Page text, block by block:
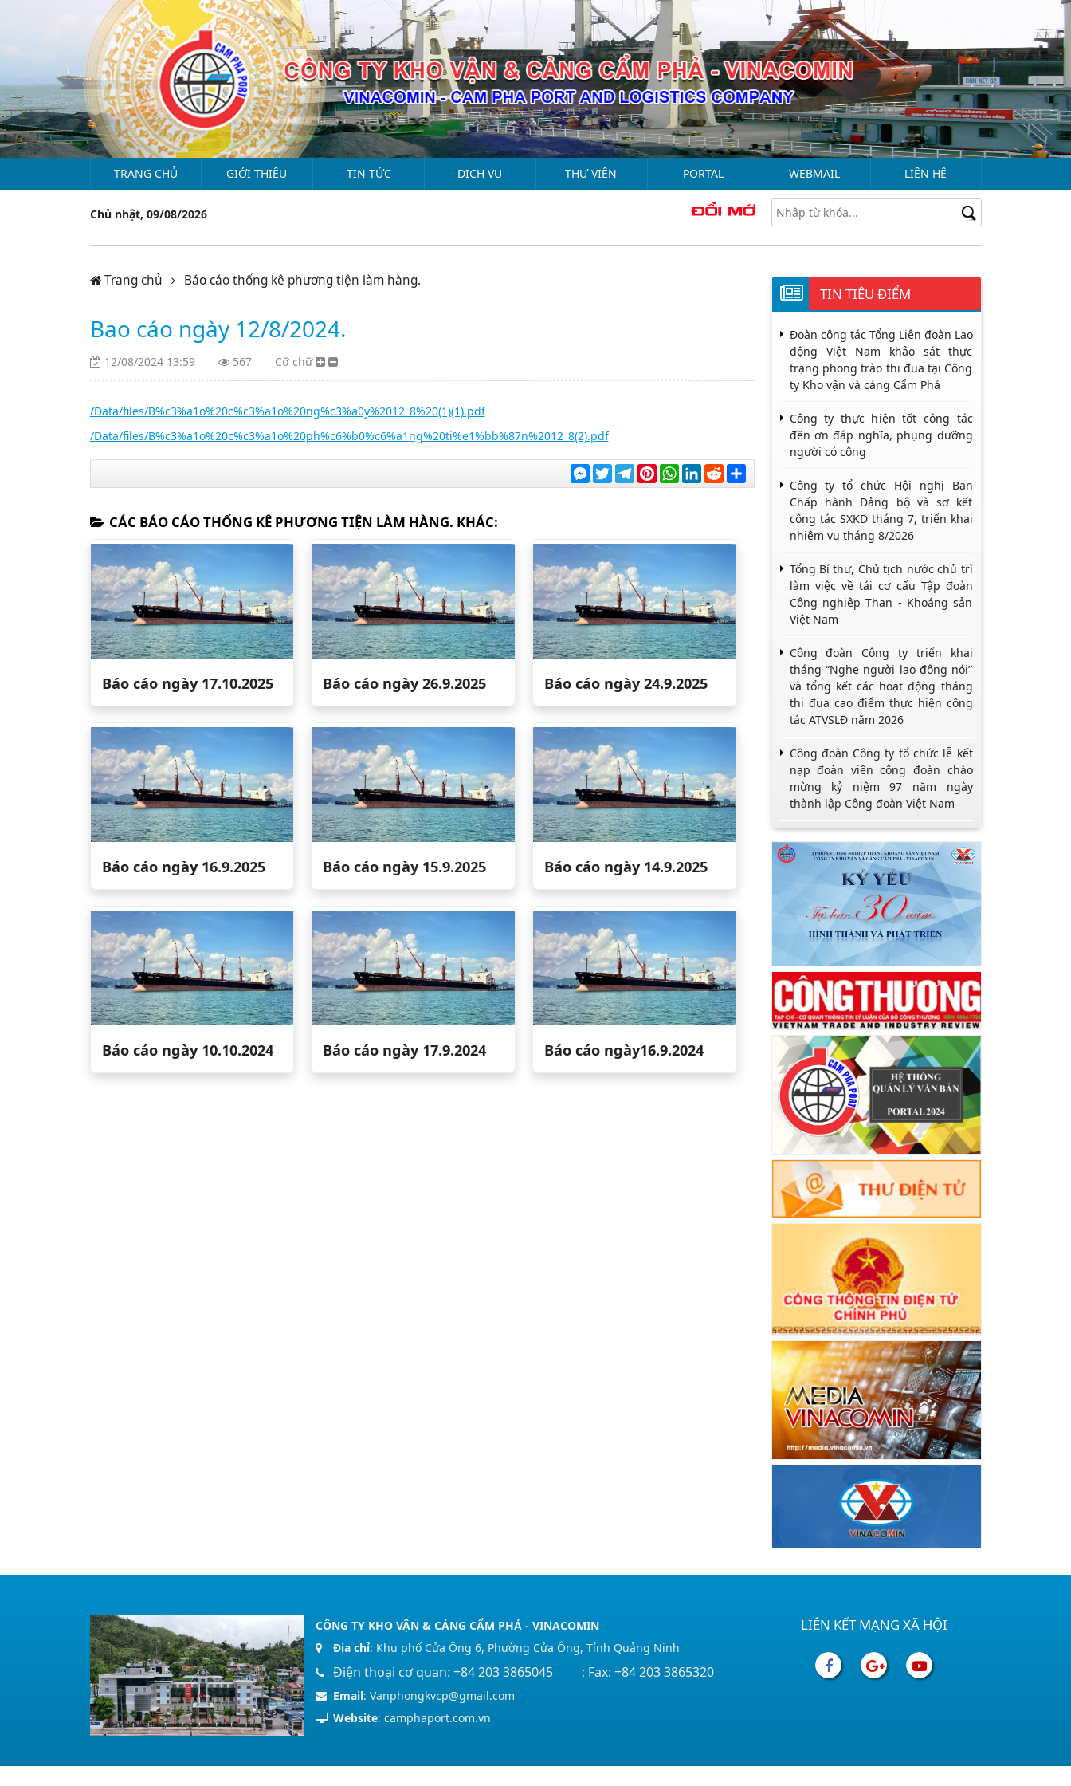
TRANG CHỦ GIỚI THIỆU TIN TỨC DỊCH VỤ THƯ VIỆN PORTAL WEBMAIL LIÊN HỆ
Chủ nhật, 09/08/2026
Trang chủ Báo cáo thống kê phương tiện làm hàng.
Bao cáo ngày 12/8/2024.
12/08/2024 13:59 567 Cỡ chữ
/Data/files/B%c3%a1o%20c%c3%a1o%20ng%c3%a0y%2012_8%20(1)(1).pdf
/Data/files/B%c3%a1o%20c%c3%a1o%20ph%c6%b0%c6%a1ng%20ti%e1%bb%87n%2012_8(2).pdf
Messenger
TwitterTelegram
Pinterest
WhatsApp
LinkedIn
RedditChia
sẻ
CÁC BÁO CÁO THỐNG KÊ PHƯƠNG TIỆN LÀM HÀNG. KHÁC:
Báo cáo ngày 17.10.2025 Báo cáo ngày 26.9.2025 Báo cáo ngày 24.9.2025
Báo cáo ngày 16.9.2025 Báo cáo ngày 15.9.2025 Báo cáo ngày 14.9.2025
Báo cáo ngày 10.10.2024 Báo cáo ngày 17.9.2024 Báo cáo ngày16.9.2024
TIN TIÊU ĐIỂM
Đoàn công tác Tổng Liên đoàn Lao
động Việt Nam khảo sát thực
trạng phong trào thi đua tại Công
ty Kho vận và cảng Cẩm Phả
Công ty thực hiện tốt công tác
đền ơn đáp nghĩa, phụng dưỡng
người có công
Công ty tổ chức Hội nghị Ban
Chấp hành Đảng bộ và sơ kết
công tác SXKD tháng 7, triển khai
nhiệm vụ tháng 8/2026
Tổng Bí thư, Chủ tịch nước chủ trì
làm việc về tái cơ cấu Tập đoàn
Công nghiệp Than - Khoáng sản
Việt Nam
Công đoàn Công ty triển khai
tháng “Nghe người lao động nói”
và tổng kết các hoạt động tháng
thi đua cao điểm thực hiện công
tác ATVSLĐ năm 2026
Công đoàn Công ty tổ chức lễ kết
nạp đoàn viên công đoàn chào
mừng kỷ niệm 97 năm ngày
thành lập Công đoàn Việt Nam
CÔNG TY KHO VẬN & CẢNG CẨM PHẢ - VINACOMIN
Địa chỉ: Khu phố Cửa Ông 6, Phường Cửa Ông, Tỉnh Quảng Ninh
Điện thoại cơ quan: +84 203 3865045 ; Fax: +84 203 3865320
Email: Vanphongkvcp@gmail.com
Website: camphaport.com.vn
LIÊN KẾT MẠNG XÃ HỘI